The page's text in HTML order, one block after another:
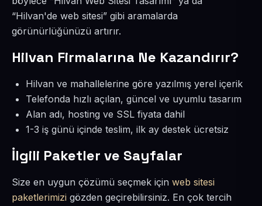
“Hilvan'de web sitesi” gibi aramalarda
görünürlüğünüzü artırır.
Hilvan Firmalarına Ne Kazandırır?
Hilvan ve mahallelerine göre yazılmış yerel içerik
Telefonda hızlı açılan, güncel ve uyumlu tasarım
Alan adı, hosting ve SSL fiyata dahil
1-3 iş günü içinde teslim, ilk ay destek ücretsiz
İlgili Paketler ve Sayfalar
Size en uygun çözümü seçmek için web sitesi
paketlerimizi gözden geçirebilirsiniz. En çok tercih